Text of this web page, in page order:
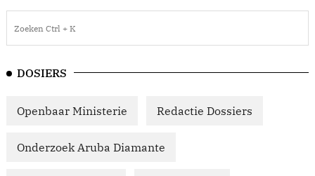
DOSIERS
Openbaar Ministerie Redactie Dossiers
Onderzoek Aruba Diamante